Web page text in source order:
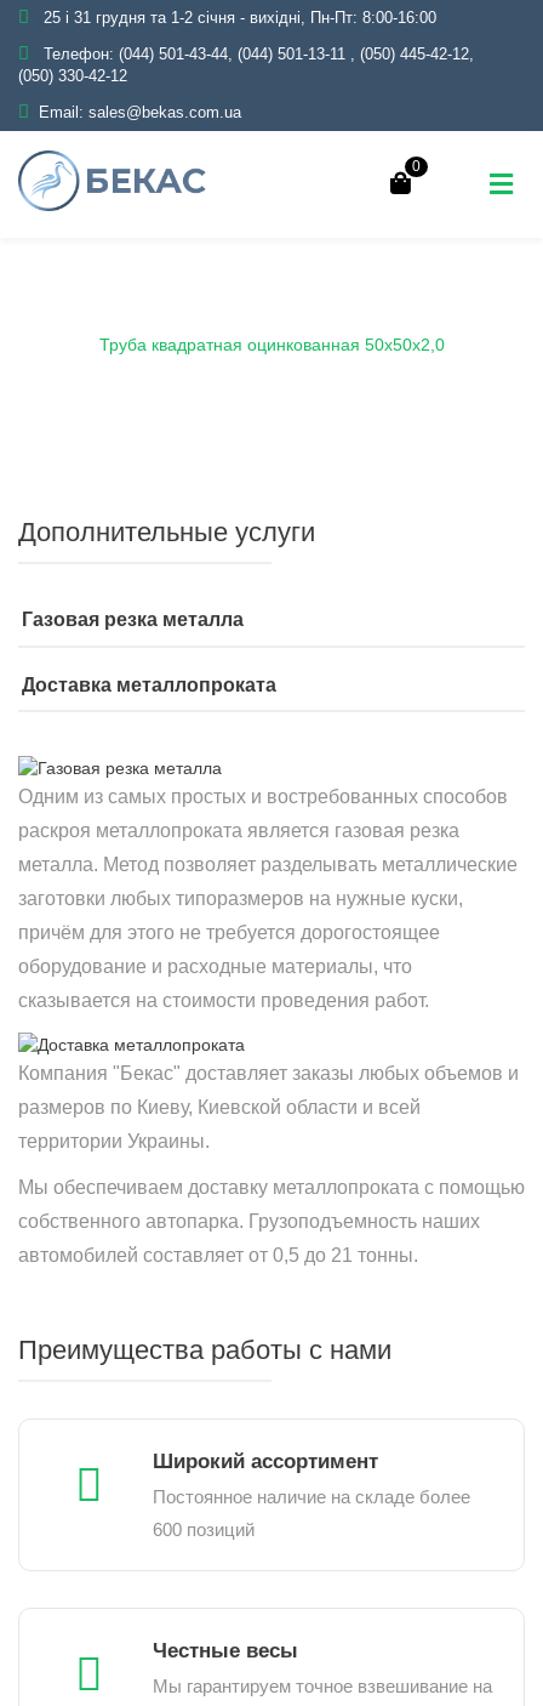
25 і 31 грудня та 1-2 січня - вихідні, Пн-Пт: 8:00-16:00
Телефон: (044) 501-43-44, (044) 501-13-11 , (050) 445-42-12,
(050) 330-42-12
Email: sales@bekas.com.ua
0
Труба квадратная оцинкованная 50х50х2,0
Дополнительные услуги
Газовая резка металла
Доставка металлопроката
Одним из самых простых и востребованных способов
раскроя металлопроката является газовая резка
металла. Метод позволяет разделывать металлические
заготовки любых типоразмеров на нужные куски,
причём для этого не требуется дорогостоящее
оборудование и расходные материалы, что
сказывается на стоимости проведения работ.
Компания "Бекас" доставляет заказы любых объемов и
размеров по Киеву, Киевской области и всей
территории Украины.
Мы обеспечиваем доставку металлопроката с помощью
собственного автопарка. Грузоподъемность наших
автомобилей составляет от 0,5 до 21 тонны.
Преимущества работы с нами
Широкий ассортимент
Постоянное наличие на складе более
600 позиций
Честные весы
Мы гарантируем точное взвешивание на